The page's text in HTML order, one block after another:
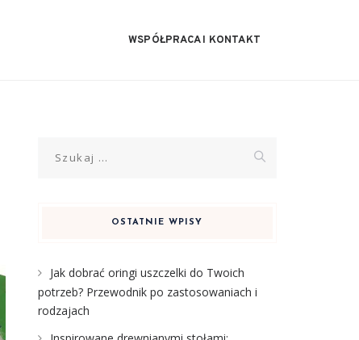
WSPÓŁPRACA I KONTAKT
OSTATNIE WPISY
Jak dobrać oringi uszczelki do Twoich
potrzeb? Przewodnik po zastosowaniach i
rodzajach